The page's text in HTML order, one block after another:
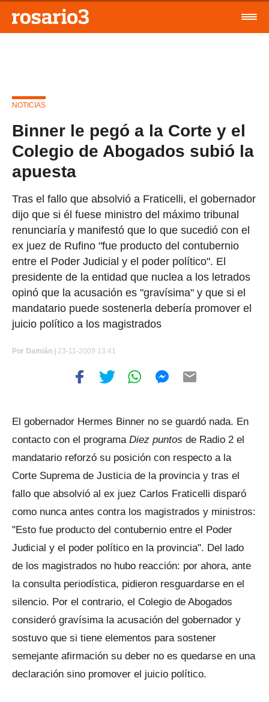
NOTICIAS
Binner le pegó a la Corte y el
Colegio de Abogados subió la
apuesta
Tras el fallo que absolvió a Fraticelli, el gobernador
dijo que si él fuese ministro del máximo tribunal
renunciaría y manifestó que lo que sucedió con el
ex juez de Rufino "fue producto del contubernio
entre el Poder Judicial y el poder político". El
presidente de la entidad que nuclea a los letrados
opinó que la acusación es "gravísima" y que si el
mandatario puede sostenerla debería promover el
juicio político a los magistrados
Por Damián | 23-11-2009 13:41
El gobernador Hermes Binner no se guardó nada. En
contacto con el programa Diez puntos de Radio 2 el
mandatario reforzó su posición con respecto a la
Corte Suprema de Justicia de la provincia y tras el
fallo que absolvió al ex juez Carlos Fraticelli disparó
como nunca antes contra los magistrados y ministros:
"Esto fue producto del contubernio entre el Poder
Judicial y el poder político en la provincia". Del lado
de los magistrados no hubo reacción: por ahora, ante
la consulta periodística, pidieron resguardarse en el
silencio. Por el contrario, el Colegio de Abogados
consideró gravísima la acusación del gobernador y
sostuvo que si tiene elementos para sostener
semejante afirmación su deber no es quedarse en una
declaración sino promover el juicio político.